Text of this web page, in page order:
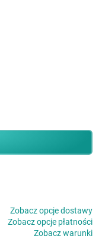
Zobacz opcje dostawy
Zobacz opcje płatności
Zobacz warunki